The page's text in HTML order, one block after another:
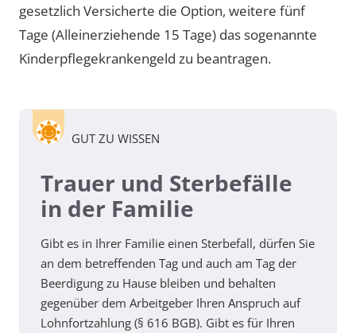
gesetzlich Versicherte die Option, weitere fünf
Tage (Alleinerziehende 15 Tage) das sogenannte
Kinderpflegekrankengeld zu beantragen.
GUT ZU WISSEN
Trauer und Sterbefälle
in der Familie
Gibt es in Ihrer Familie einen Sterbefall, dürfen Sie
an dem betreffenden Tag und auch am Tag der
Beerdigung zu Hause bleiben und behalten
gegenüber dem Arbeitgeber Ihren Anspruch auf
Lohnfortzahlung (§ 616 BGB). Gibt es für Ihren